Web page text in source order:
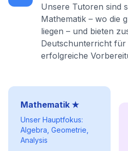
Unsere Tutoren sind
Mathematik – wo die
liegen – und bieten
Deutschunterricht für
erfolgreiche
Mathematik ★
Unser Hauptfokus:
Algebra, Geometrie,
Analysis